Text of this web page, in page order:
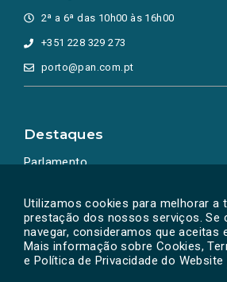
Utilizamos cookies para melhorar a
prestação dos nossos serviços. Se
navegar, consideramos que aceitas
Mais informação sobre Cookies,
e Política de Privacidade do Website
2ª a 6ª das 10h00 às 16h00
+351 228 329 273
porto@pan.com.pt
Destaques
Parlamento